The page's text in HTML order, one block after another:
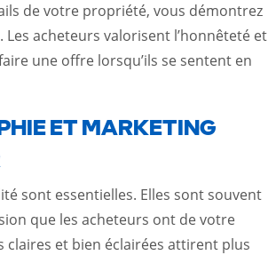
de votre propriété, vous démontrez
acheteurs valorisent l’honnêteté et
une offre lorsqu’ils se sentent en
ET MARKETING
sont essentielles. Elles sont souvent
que les acheteurs ont de votre
claires et bien éclairées attirent plus